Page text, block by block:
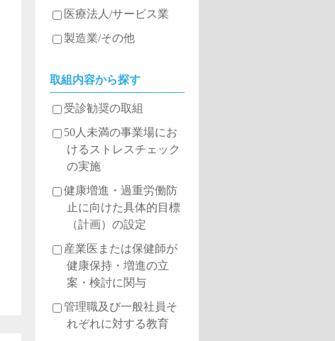
医療法人/サービス業
製造業/その他
取組内容から探す
受診勧奨の取組
50人未満の事業場にお
けるストレスチェック
の実施
健康増進・過重労働防
止に向けた具体的目標
（計画）の設定
産業医または保健師が
健康保持・増進の立
案・検討に関与
管理職及び一般社員そ
れぞれに対する教育